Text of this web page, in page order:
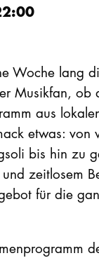
Woche lang
Musikfan, ob
aus
etwas:
bis hin zu
zeitlosem
für die